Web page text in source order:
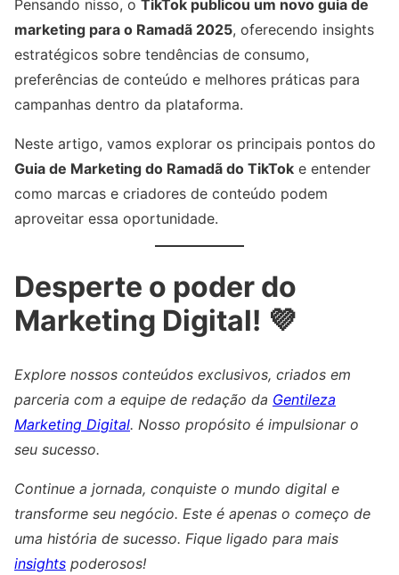
Pensando nisso, o TikTok publicou um novo guia de
marketing para o Ramadã 2025, oferecendo insights
estratégicos sobre tendências de consumo,
preferências de conteúdo e melhores práticas para
campanhas dentro da plataforma.
Neste artigo, vamos explorar os principais pontos do
Guia de Marketing do Ramadã do TikTok e entender
como marcas e criadores de conteúdo podem
aproveitar essa oportunidade.
Desperte o poder do
Marketing Digital! 💜
Explore nossos conteúdos exclusivos, criados em
parceria com a equipe de redação da Gentileza
Marketing Digital. Nosso propósito é impulsionar o
seu sucesso.
Continue a jornada, conquiste o mundo digital e
transforme seu negócio. Este é apenas o começo de
uma história de sucesso. Fique ligado para mais
insights poderosos!